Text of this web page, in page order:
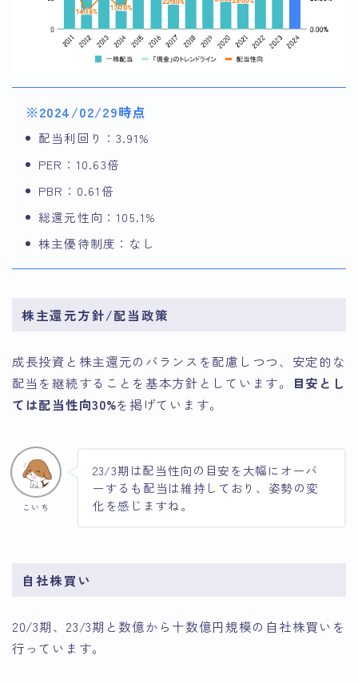
※2024/02/29時点
配当利回り：3.91%
PER：10.63倍
PBR：0.61倍
総還元性向：105.1%
株主優待制度：なし
株主還元方針/配当政策
成長投資と株主還元のバランスを配慮しつつ、安定的な
配当を継続することを基本方針としています。
目安とし
ては配当性向30%を掲げています。
こいち
23/3期は配当性向の目安を大幅にオーバ
ーするも配当は維持しており、姿勢の変
化を感じますね。
自社株買い
20/3期、23/3期と数億から十数億円規模の自社株買いを
行っています。